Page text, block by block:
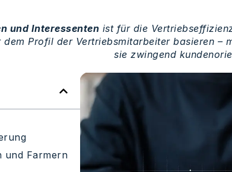
und Interessenten ist für die
Profil der Vertriebsmitarbeiter basieren –
sie zwingend
und Farmern